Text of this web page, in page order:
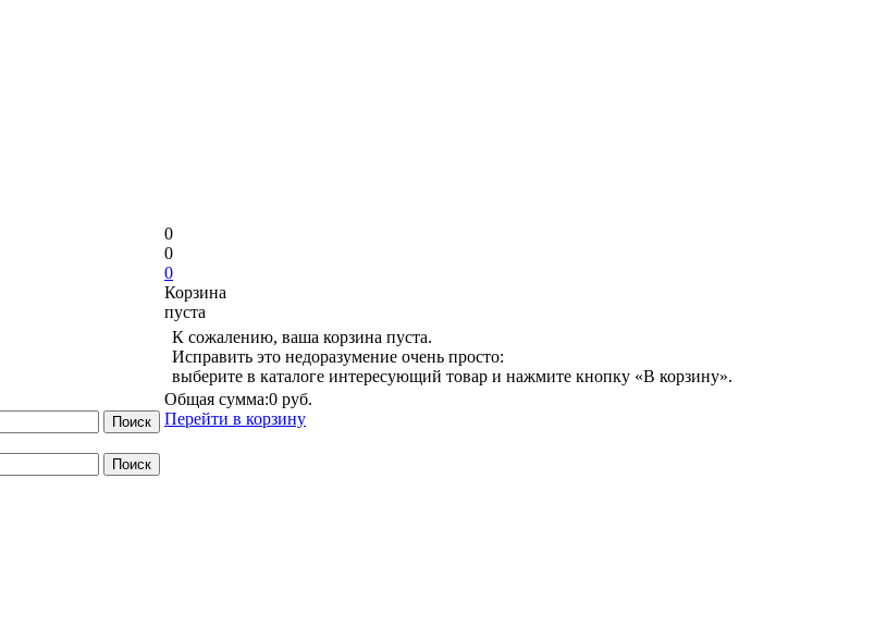
0
0
0
Корзина
пуста
К сожалению, ваша корзина пуста.
Исправить это недоразумение очень просто:
выберите в каталоге интересующий товар и нажмите кнопку «В корзину».
Общая сумма:0 руб.
Перейти в корзину